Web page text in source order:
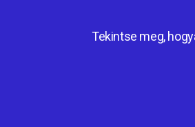
Tekintse meg,